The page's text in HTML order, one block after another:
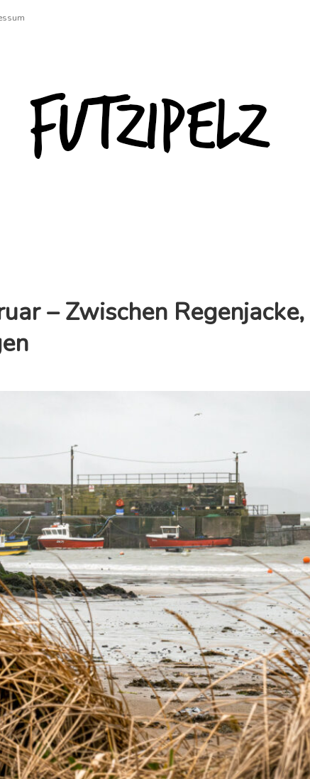
Futzipelz
– Zwischen